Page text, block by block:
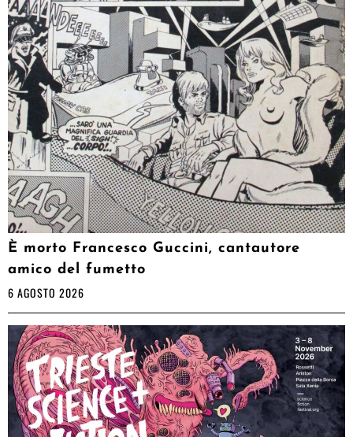
È morto Francesco Guccini, cantautore
amico del fumetto
6 AGOSTO 2026